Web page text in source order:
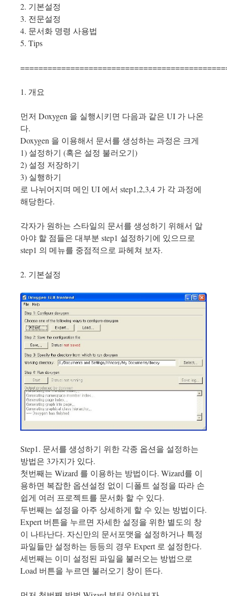
2. 기본설정
3. 전문설정
4. 문서화 명령 사용법
5. Tips
1. 개요
먼저 Doxygen 을 실행시키면 다음과 같은 UI 가 나온
다.
Doxygen 을 이용해서 문서를 생성하는 과정은 크게
1) 설정하기 (혹은 설정 불러오기)
2) 설정 저장하기
3) 실행하기
로 나뉘어지며 메인 UI 에서 step1,2,3,4 가 각 과정에
해당한다.
각자가 원하는 스타일의 문서를 생성하기 위해서 알
아야 할 점들은 대부분 step1 설정하기에 있으므로
step1 의 메뉴를 중점적으로 파헤쳐 보자.
2. 기본설정
Step1. 문서를 생성하기 위한 각종 옵션을 설정하는
방법은 3가지가 있다.
첫번째는 Wizard 를 이용하는 방법이다. Wizard를 이
용하면 복잡한 옵션설정 없이 디폴트 설정을 따라 손
쉽게 여러 프로젝트를 문서화 할 수 있다.
두번째는 설정을 아주 상세하게 할 수 있는 방법이다.
Expert 버튼을 누르면 자세한 설정을 위한 별도의 창
이 나타난다. 자신만의 문서포맷을 설정하거나 특정
파일들만 설정하는 등등의 경우 Expert 로 설정한다.
세번째는 이미 설정된 파일을 불러오는 방법으로
Load 버튼을 누르면 불러오기 창이 뜬다.